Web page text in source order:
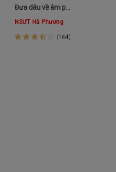
Đưa dâu về âm phủ
NSƯT Hà Phương
(164)